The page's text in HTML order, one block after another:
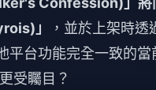
」
，並於上架時
台功能完全一致的當
受矚目？